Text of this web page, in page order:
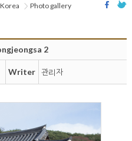
Photo gallery
2
Writer 관리자